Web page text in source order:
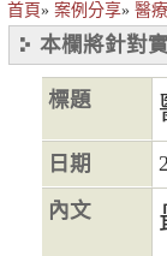
首頁» 案例分享» 醫
本欄將針對
標題
日期
內文